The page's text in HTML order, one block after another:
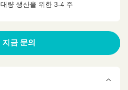
대량 생산을 위한 3-4 주
지금 문의